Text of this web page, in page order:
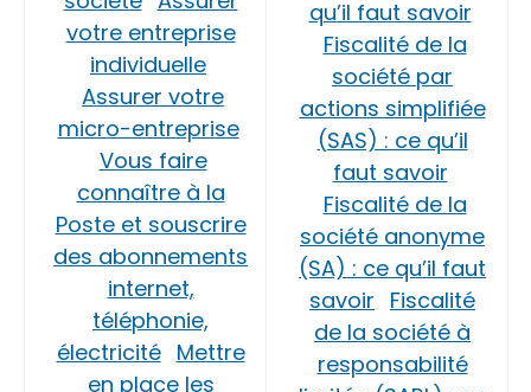
votre entreprise
individuelle
Assurer votre
micro-entreprise
Vous faire
connaître à la
Poste et souscrire
des abonnements
internet,
téléphonie,
électricité Mettre
en place les
qu’il faut savoir
Fiscalité de la
société par
actions simplifiée
(SAS) : ce qu’il
faut savoir
Fiscalité de la
société anonyme
(SA) : ce qu’il faut
savoir Fiscalité
de la société à
responsabilité